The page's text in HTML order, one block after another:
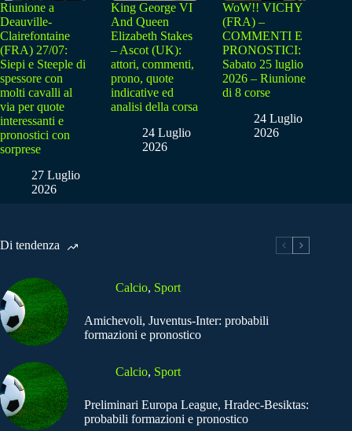
Riunione a
Deauville-
Clairefontaine
(FRA) 27/07:
Siepi e Steeple di
spessore con
molti cavalli al
via per quote
interessanti e
pronostici con
sorprese
27 Luglio
2026
King George VI
And Queen
Elizabeth Stakes
– Ascot (UK):
attori, commenti,
prono, quote
indicative ed
analisi della corsa
24 Luglio
2026
WoW!! VICHY
(FRA) –
COMMENTI E
PRONOSTICI:
Sabato 25 luglio
2026 – Riunione
di 8 corse
24 Luglio
2026
Di tendenza
Calcio, Sport
Amichevoli, Juventus-Inter: probabili
formazioni e pronostico
Calcio, Sport
Preliminari Europa League, Hradec-Besiktas:
probabili formazioni e pronostico